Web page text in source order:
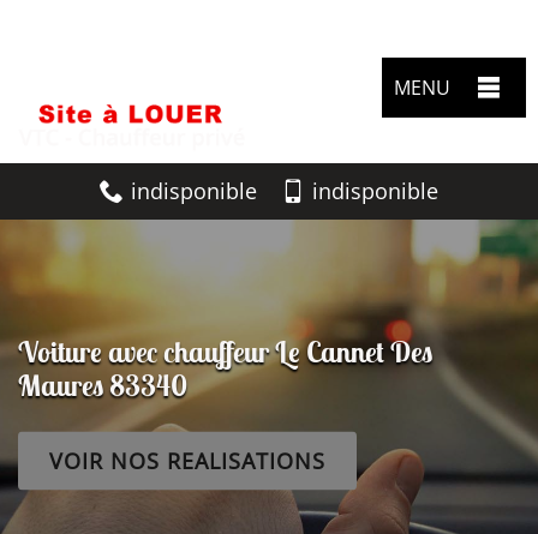
MENU
indisponible indisponible
Voiture avec chauffeur Le Cannet Des
Maures 83340
VOIR NOS REALISATIONS